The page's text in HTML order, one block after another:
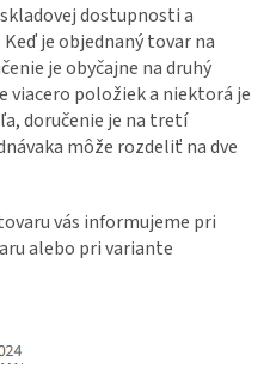
dostupnosti a
je objednaný tovar na
je obyčajne na druhý
viacero položiek a niektorá je
doručenie je na tretí
môže rozdeliť na dve
vás informujeme pri
alebo pri variante